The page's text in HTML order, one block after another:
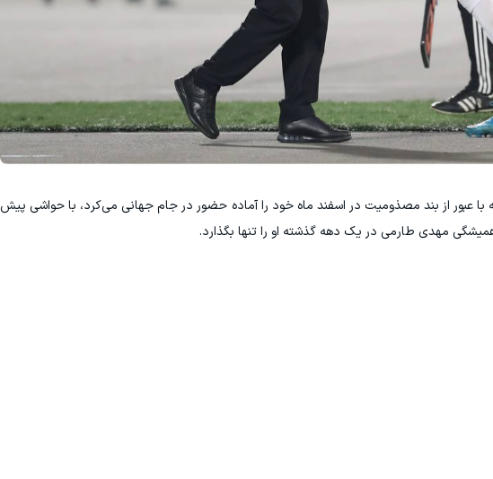
عبور از بند مصذومیت در اسفند ماه خود را آماده حضور در جام جهانی می‌کرد، با حواشی پیش
مهدی طارمی در یک دهه گذشته او را تنها بگذارد.